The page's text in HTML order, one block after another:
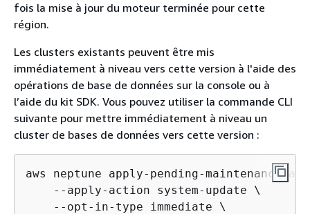
fois la mise à jour du moteur terminée pour cette
région.
Les clusters existants peuvent être mis
immédiatement à niveau vers cette version à l'aide des
opérations de base de données sur la console ou à
l’aide du kit SDK. Vous pouvez utiliser la commande CLI
suivante pour mettre immédiatement à niveau un
cluster de bases de données vers cette version :
aws neptune apply-pending-maintenance-
    --apply-action system-update \
    --opt-in-type immediate \